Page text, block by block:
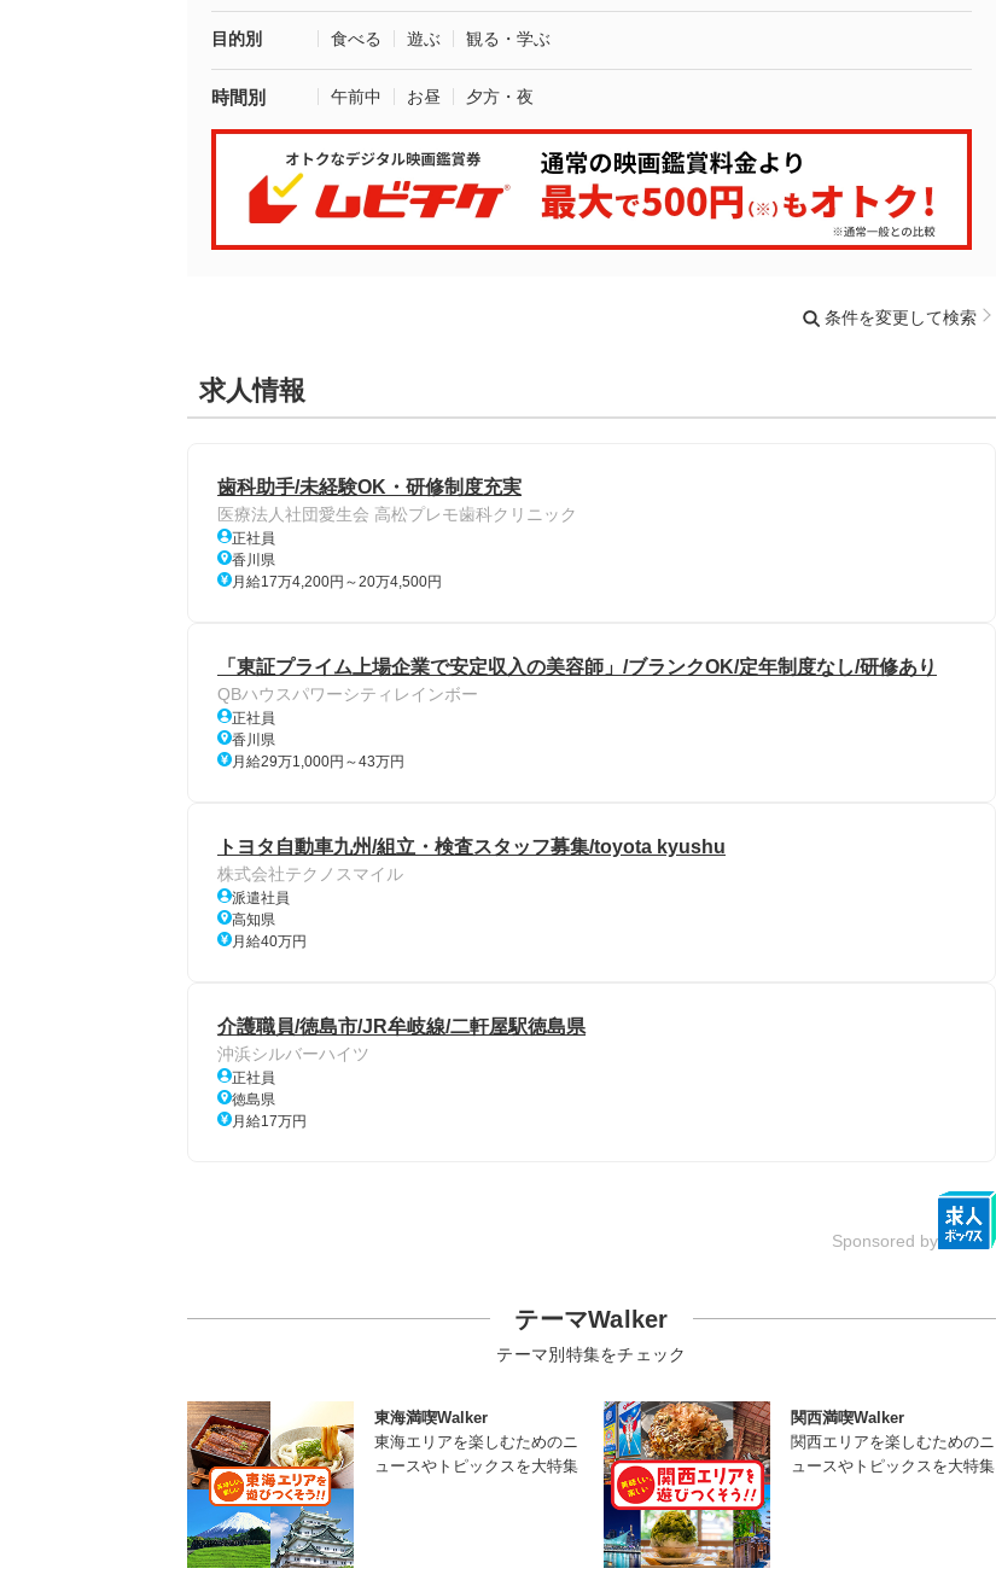
目的別 食べる 遊ぶ 観る・学ぶ
時間別 午前中 お昼 夕方・夜
条件を変更して検索
求人情報
歯科助手/未経験OK・研修制度充実
医療法人社団愛生会 高松プレモ歯科クリニック
正社員
香川県
月給17万4,200円～20万4,500円
「東証プライム上場企業で安定収入の美容師」/ブランクOK/定年制度なし/研修あり
QBハウスパワーシティレインボー
正社員
香川県
月給29万1,000円～43万円
トヨタ自動車九州/組立・検査スタッフ募集/toyota kyushu
株式会社テクノスマイル
派遣社員
高知県
月給40万円
介護職員/徳島市/JR牟岐線/二軒屋駅徳島県
沖浜シルバーハイツ
正社員
徳島県
月給17万円
Sponsored by
テーマWalker
テーマ別特集をチェック
東海満喫Walker
東海エリアを楽しむためのニ
ュースやトピックスを大特集
関西満喫Walker
関西エリアを楽しむためのニ
ュースやトピックスを大特集